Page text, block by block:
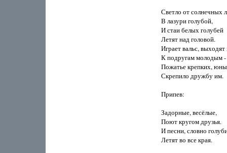
Светло от солнечных
В лазури голубой,
И стаи белых голубей
Летят над головой.
Играет вальс,
К подругам молодым -
Пожатье крепких,
Скрепило дружбу им.
Припев:
Задорные, весёлые,
Поют кругом друзья.
И песни, словно
Летят во все края.